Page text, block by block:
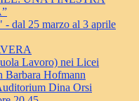
- dal 25 marzo al 3 aprile
Lavoro) nei Licei
Barbara Hofmann
Dina Orsi